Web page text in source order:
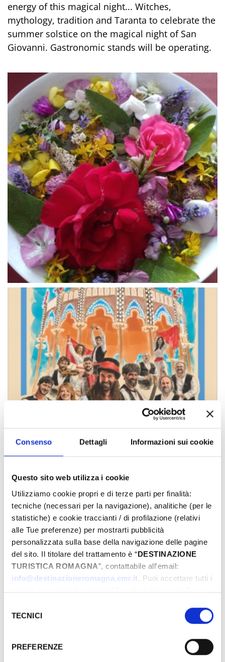
Consenso Dettagli Informazioni sui cookie
Questo sito web utilizza i cookie
Utilizziamo cookie propri e di terze parti per finalità:
tecniche (necessari per la navigazione), analitiche (per le
statistiche) e cookie traccianti / di profilazione (relativi
alle Tue preferenze) per mostrarti pubblicità
personalizzata sulla base della navigazione delle pagine
del sito. Il titolare del trattamento è “DESTINAZIONE
TURISTICA ROMAGNA”, contattabile all'email:
info@destinazioneromagna.emr.it. Puoi accettare tutti i
cookie premendo il pulsante “Accetta tutti i cookie”,
gestire le tue preferenze facendo clic su “Personalizza”.
Qualora acconsenti a tutti i cookie i Tuoi dati potranno
attualmente non fornisce garanzie idonee per il
delTECNICI
PREFERENZE
energy of this magical night... Witches,
mythology, tradition and Taranta to celebrate the
summer solstice on the magical night of San
Giovanni. Gastronomic stands will be operating.
Events may be subject to change, always
contact organizers before going to the venue.
LINK TO EVENT
BOOK NOW
­WHERE